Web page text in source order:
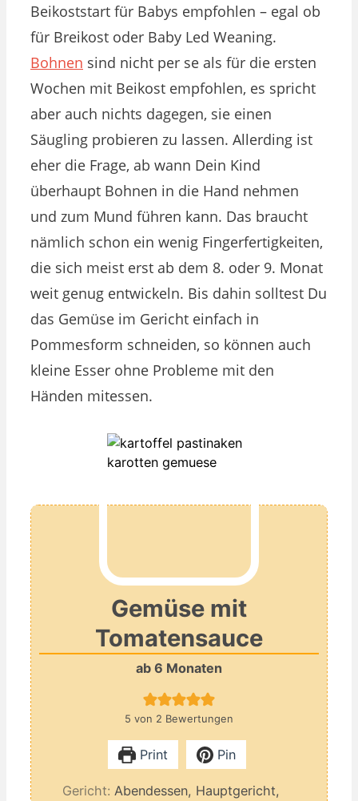
Beikoststart für Babys empfohlen – egal ob
für Breikost oder Baby Led Weaning.
Bohnen sind nicht per se als für die ersten
Wochen mit Beikost empfohlen, es spricht
aber auch nichts dagegen, sie einen
Säugling probieren zu lassen. Allerding ist
eher die Frage, ab wann Dein Kind
überhaupt Bohnen in die Hand nehmen
und zum Mund führen kann. Das braucht
nämlich schon ein wenig Fingerfertigkeiten,
die sich meist erst ab dem 8. oder 9. Monat
weit genug entwickeln. Bis dahin solltest Du
das Gemüse im Gericht einfach in
Pommesform schneiden, so können auch
kleine Esser ohne Probleme mit den
Händen mitessen.
Gemüse mit
Tomatensauce
ab 6 Monaten
5 von 2 Bewertungen
Print Pin
Gericht: Abendessen, Hauptgericht,